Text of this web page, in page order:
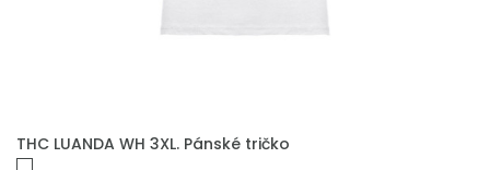
THC LUANDA WH 3XL. Pánské tričko